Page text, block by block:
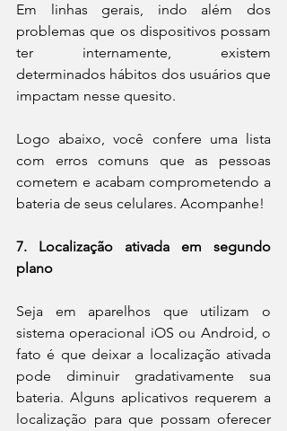
Em linhas gerais, indo além dos
problemas que os dispositivos possam
ter internamente, existem
determinados hábitos dos usuários que
impactam nesse quesito.
Logo abaixo, você confere uma lista
com erros comuns que as pessoas
cometem e acabam comprometendo a
bateria de seus celulares. Acompanhe!
7. Localização ativada em segundo
plano
Seja em aparelhos que utilizam o
sistema operacional iOS ou Android, o
fato é que deixar a localização ativada
pode diminuir gradativamente sua
bateria. Alguns aplicativos requerem a
localização para que possam oferecer